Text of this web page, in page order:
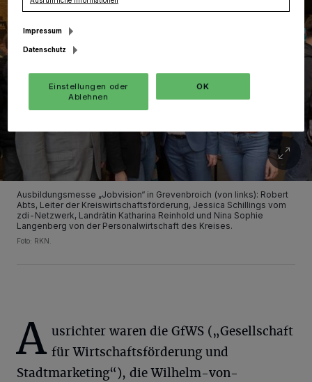
Ausbildungsmesse „Jobvision“ in Grevenbroich (von links): Robert
Abts, Leiter der Kreiswirtschaftsförderung, Jessica Schillings vom
zdi-Netzwerk, Landrätin Katharina Reinhold und Nina Sophie
Langenberg von der Personalwirtschaft des Kreises.
Foto: RKN.
A usrichter waren die GfWS („Gesellschaft
für Wirtschaftsförderung und
Stadtmarketing“), die Wilhelm-von-
Impressum
Datenschutz
Einstellungen oder
Ablehnen
OK